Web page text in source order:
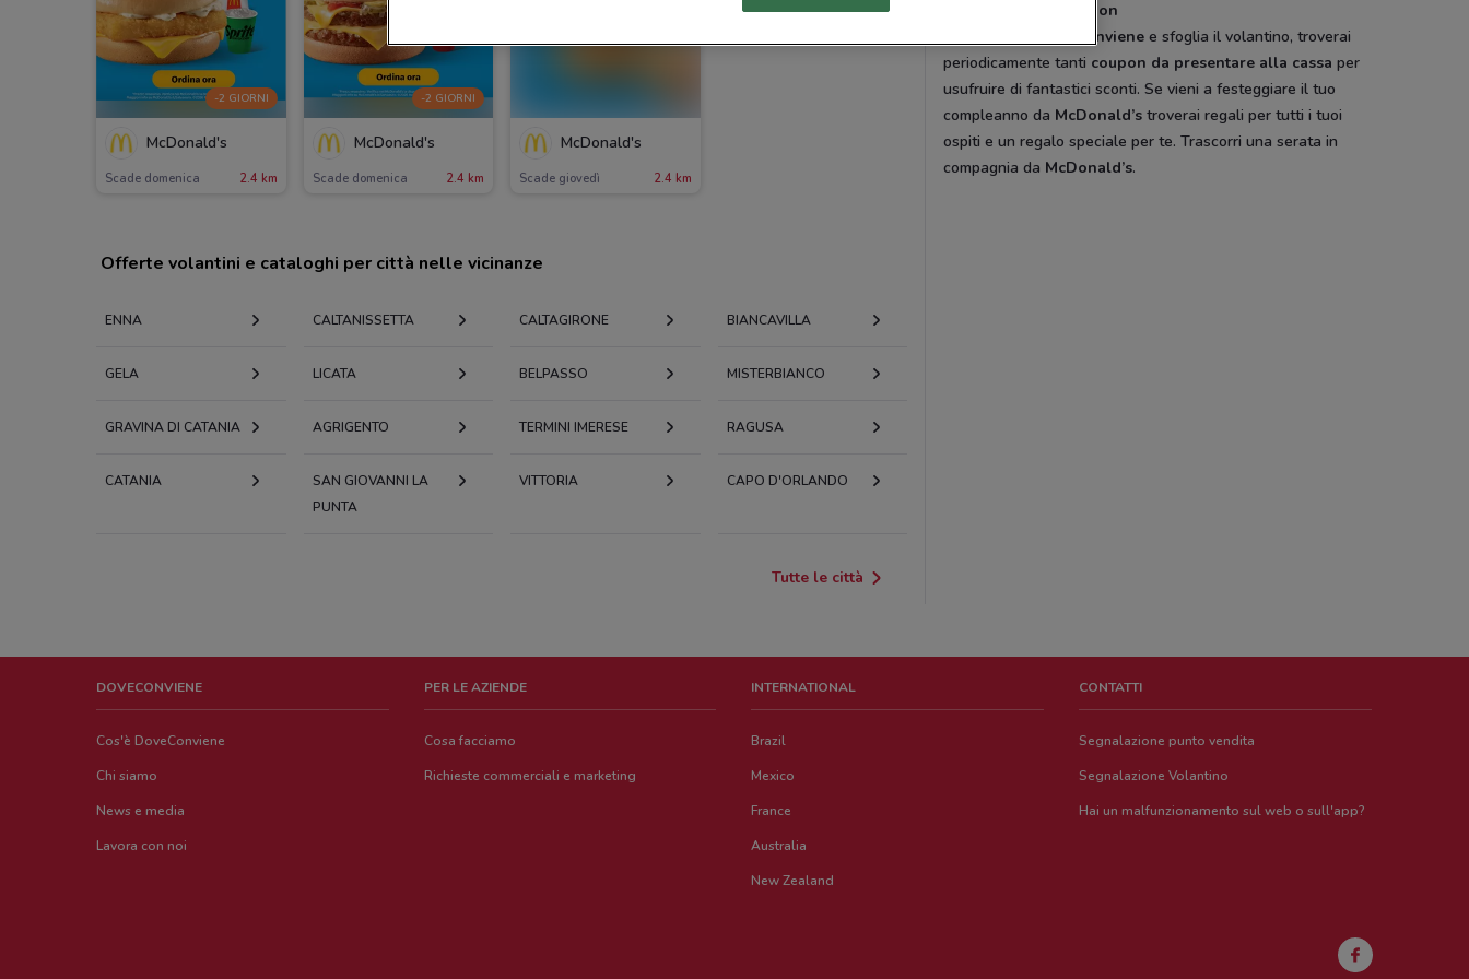
-2 GIORNI
McDonald's
Scade domenica 2.4 km
-2 GIORNI
McDonald's
Scade domenica 2.4 km
McDonald's
Scade giovedì 2.4 km
Offerte volantini e cataloghi per città nelle vicinanze
ENNA CALTANISSETTA CALTAGIRONE BIANCAVILLA
GELA LICATA BELPASSO MISTERBIANCO
GRAVINA DI CATANIA AGRIGENTO TERMINI IMERESE RAGUSA
CATANIA
SAN GIOVANNI LA
PUNTA
VITTORIA CAPO D'ORLANDO
Tutte le città
Risparmia con i coupon
DoveConviene e sfoglia il volantino, troverai
periodicamente tanti coupon da presentare alla cassa per
usufruire di fantastici sconti. Se vieni a festeggiare il tuo
compleanno da McDonald’s troverai regali per tutti i tuoi
ospiti e un regalo speciale per te. Trascorri una serata in
compagnia da McDonald’s.
DOVECONVIENE
Cos'è DoveConviene
Chi siamo
News e media
Lavora con noi
PER LE AZIENDE
Cosa facciamo
Richieste commerciali e marketing
INTERNATIONAL
Brazil
Mexico
France
Australia
New Zealand
CONTATTI
Segnalazione punto vendita
Segnalazione Volantino
Hai un malfunzionamento sul web o sull'app?